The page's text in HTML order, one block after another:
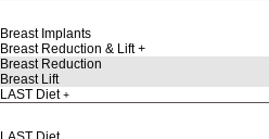
Breast Implants
Breast Reduction & Lift
Breast Reduction
Breast Lift
LAST Diet